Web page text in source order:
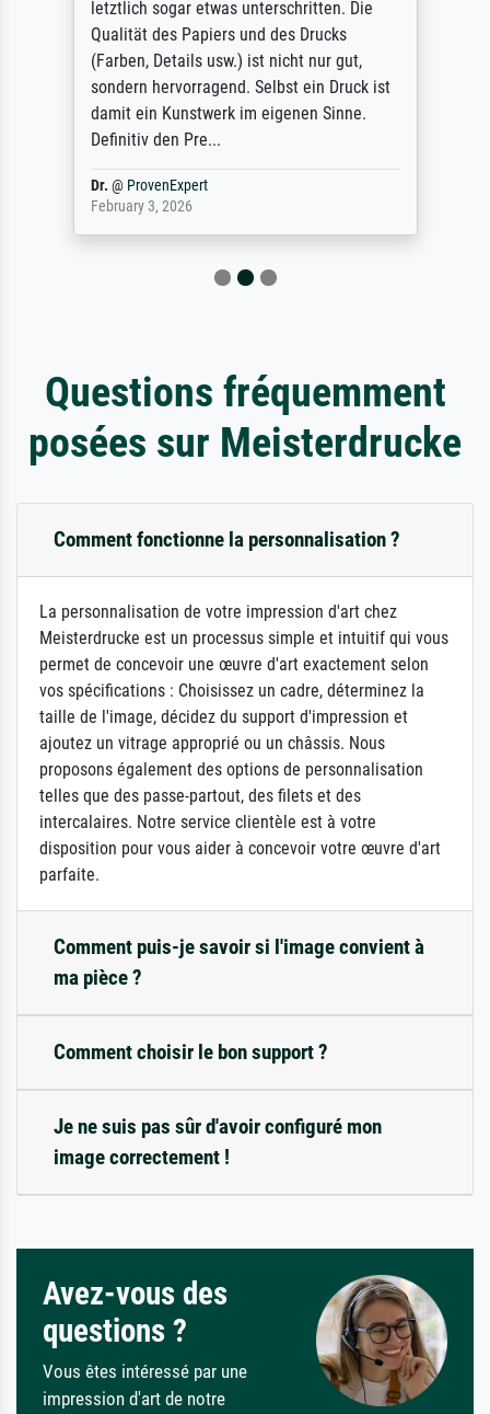
letztlich sogar etwas unterschritten. Die
Qualität des Papiers und des Drucks
(Farben, Details usw.) ist nicht nur gut,
sondern hervorragend. Selbst ein Druck ist
damit ein Kunstwerk im eigenen Sinne.
Definitiv den Pre...
Dr. @ ProvenExpert
February 3, 2026
Questions fréquemment
posées sur Meisterdrucke
Comment fonctionne la personnalisation ?
La personnalisation de votre impression d'art chez
Meisterdrucke est un processus simple et intuitif qui vous
permet de concevoir une œuvre d'art exactement selon
vos spécifications : Choisissez un cadre, déterminez la
taille de l'image, décidez du support d'impression et
ajoutez un vitrage approprié ou un châssis. Nous
proposons également des options de personnalisation
telles que des passe-partout, des filets et des
intercalaires. Notre service clientèle est à votre
disposition pour vous aider à concevoir votre œuvre d'art
parfaite.
Comment puis-je savoir si l'image convient à
ma pièce ?
Comment choisir le bon support ?
Je ne suis pas sûr d'avoir configuré mon
image correctement !
Avez-vous des
questions ?
Vous êtes intéressé par une
impression d'art de notre